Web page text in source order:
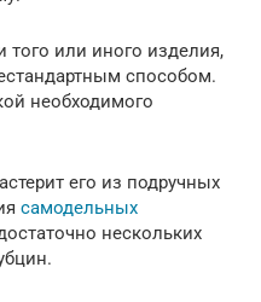
или иного изделия,
способом.
необходимого
его из подручных
самодельных
нескольких